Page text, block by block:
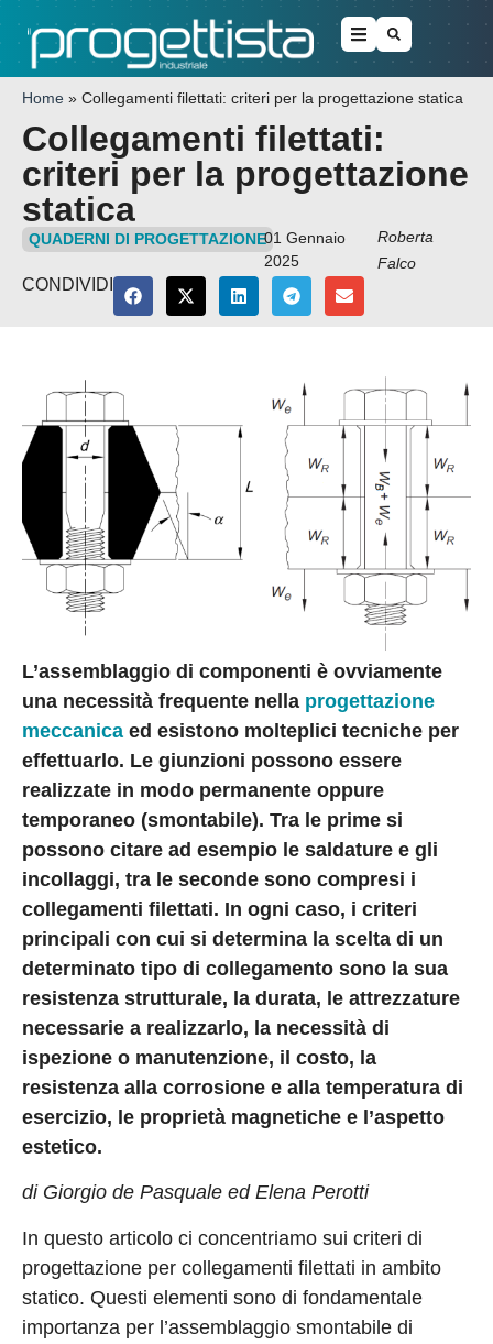
Home » Collegamenti filettati: criteri per la progettazione statica
Collegamenti filettati:
criteri per la progettazione
statica
QUADERNI DI PROGETTAZIONE01 Gennaio
2025
Roberta
Falco
CONDIVIDI
L’assemblaggio di componenti è ovviamente
una necessità frequente nella progettazione
meccanica ed esistono molteplici tecniche per
effettuarlo. Le giunzioni possono essere
realizzate in modo permanente oppure
temporaneo (smontabile). Tra le prime si
possono citare ad esempio le saldature e gli
incollaggi, tra le seconde sono compresi i
collegamenti filettati. In ogni caso, i criteri
principali con cui si determina la scelta di un
determinato tipo di collegamento sono la sua
resistenza strutturale, la durata, le attrezzature
necessarie a realizzarlo, la necessità di
ispezione o manutenzione, il costo, la
resistenza alla corrosione e alla temperatura di
esercizio, le proprietà magnetiche e l’aspetto
estetico.
di Giorgio de Pasquale ed Elena Perotti
In questo articolo ci concentriamo sui criteri di
progettazione per collegamenti filettati in ambito
statico. Questi elementi sono di fondamentale
importanza per l’assemblaggio smontabile di